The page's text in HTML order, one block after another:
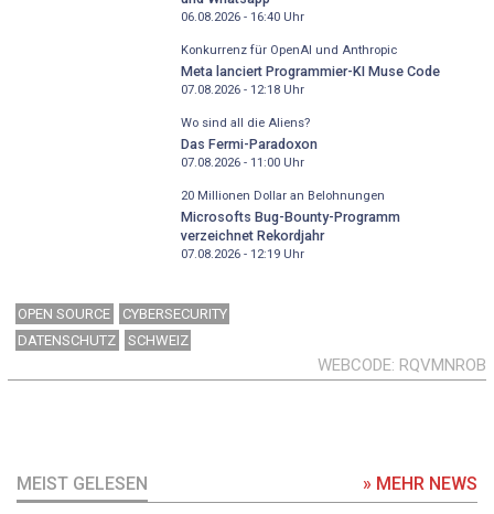
06.08.2026 - 16:40Uhr
Konkurrenz für OpenAI und Anthropic
Meta lanciert Programmier-KI Muse Code
07.08.2026 - 12:18Uhr
Wo sind all die Aliens?
Das Fermi-Paradoxon
07.08.2026 - 11:00Uhr
20 Millionen Dollar an Belohnungen
Microsofts Bug-Bounty-Programm
verzeichnet Rekordjahr
07.08.2026 - 12:19Uhr
OPEN SOURCE
CYBERSECURITY
DATENSCHUTZ
SCHWEIZ
WEBCODE RQVMNROB
MEIST GELESEN » MEHR NEWS